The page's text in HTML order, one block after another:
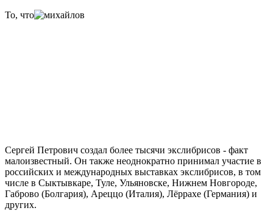
То, что
Сергей Петрович создал более тысячи экслибрисов - факт
малоизвестный. Он также неоднократно принимал участие в
российских и международных выставках экслибрисов, в том
числе в Сыктывкаре, Туле, Ульяновске, Нижнем Новгороде,
Габрово (Болгария), Ареццо (Италия), Лёррахе (Германия) и
других.